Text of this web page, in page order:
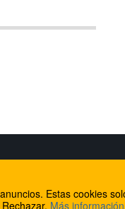
Internet Rural Mallorca
Estas cookies
Más información